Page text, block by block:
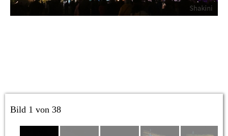
Bild 1 von 38